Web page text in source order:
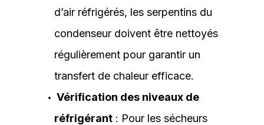
d’air réfrigérés, les serpentins du
condenseur doivent être nettoyés
régulièrement pour garantir un
transfert de chaleur efficace.
Vérification des niveaux de
réfrigérant : Pour les sécheurs